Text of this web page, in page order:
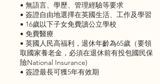
• 無語言、學歷、管理經驗等要求
• 簽證自由地選擇在英國生活、工作及學習
• 16歲以下子女免費讀公立學校
• 免費醫療
• 英國人民高福利，退休年齡為65歲（要領
取國家養老金，必須在退休前有投包國民保
險National Insurance)
• 簽證最長可獲5年有效期